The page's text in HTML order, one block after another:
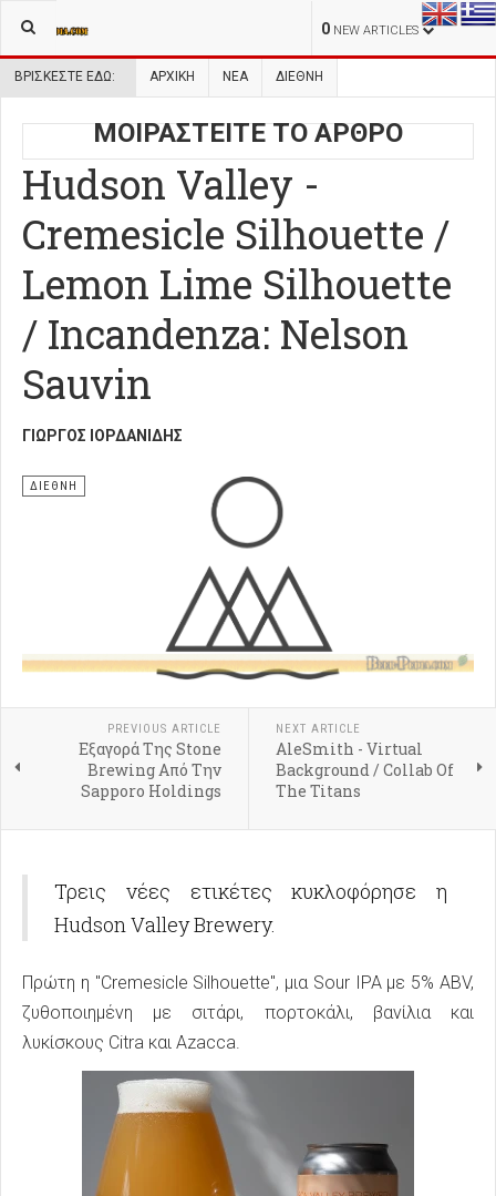
0 NEW ARTICLES
ΒΡΊΣΚΕΣΤΕ ΕΔΏ: ΑΡΧΙΚΉ ΝΕΑ ΔΙΕΘΝΗ
ΜΟΙΡΑΣΤΕΙΤΕ ΤΟ ΑΡΘΡΟ
Hudson Valley -
Cremesicle Silhouette /
Lemon Lime Silhouette
/ Incandenza: Nelson
Sauvin
ΓΙΏΡΓΟΣ ΙΟΡΔΑΝΊΔΗΣ
ΔΙΕΘΝΗ
PREVIOUS ARTICLE
Εξαγορά Της Stone
Brewing Από Την
Sapporo Holdings
NEXT ARTICLE
AleSmith - Virtual
Background / Collab Of
The Titans
Τρεις νέες ετικέτες κυκλοφόρησε η
Hudson Valley Brewery.
Πρώτη η "Cremesicle Silhouette", μια Sour IPA με 5% ABV,
ζυθοποιημένη με σιτάρι, πορτοκάλι, βανίλια και
λυκίσκους Citra και Azacca.